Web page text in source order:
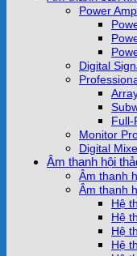
Power
Digital
Full-
Monitor
Digital
Âm thanh hội
Âm thanh
Âm thanh
Hệ
Hệ
Hệ
Hệ